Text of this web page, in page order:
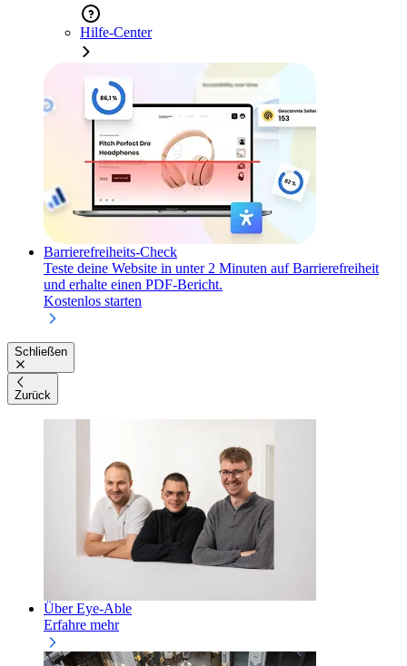
Hilfe-Center
Barrierefreiheits-Check
Teste deine Website in unter 2 Minuten auf Barrierefreiheit
und erhalte einen PDF-Bericht.
Kostenlos starten
Schließen
Zurück
Über Eye-Able
Erfahre mehr